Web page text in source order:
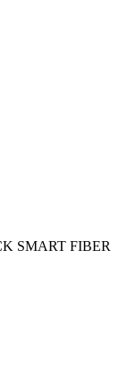
SMART FIBER